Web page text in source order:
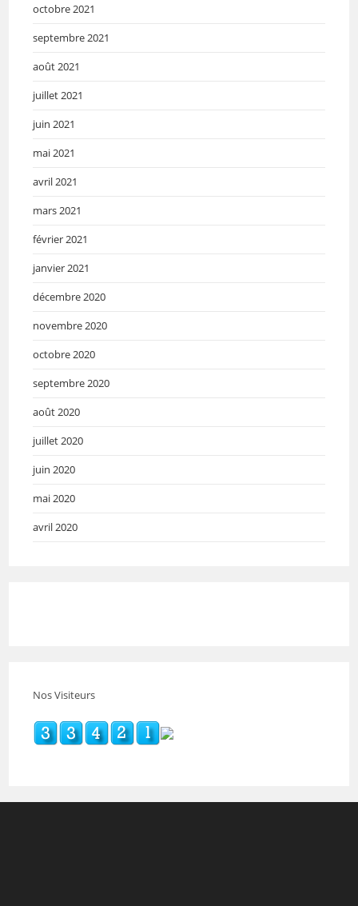
octobre 2021
septembre 2021
août 2021
juillet 2021
juin 2021
mai 2021
avril 2021
mars 2021
février 2021
janvier 2021
décembre 2020
novembre 2020
octobre 2020
septembre 2020
août 2020
juillet 2020
juin 2020
mai 2020
avril 2020
Nos Visiteurs